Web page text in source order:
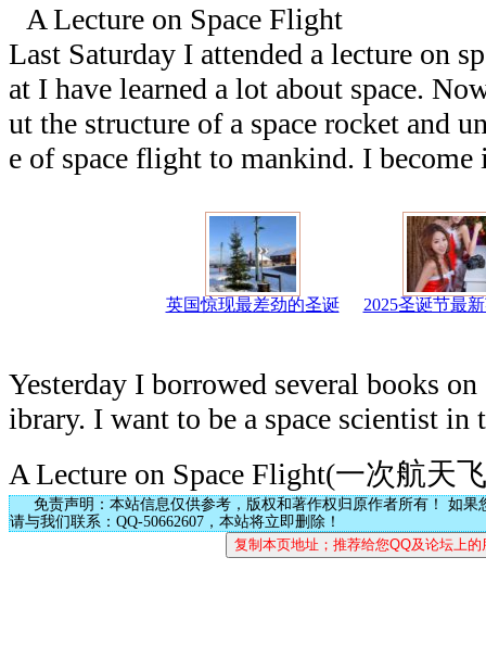
A Lecture on Space Flight
Last Saturday I attended a lecture on
at I have learned a lot about space.
ut the structure of a space rocket and
e of space flight to mankind. I become
英国惊现最差劲的圣诞 2025圣诞节最
Yesterday I borrowed several books
ibrary. I want to be a space scientist in
A Lecture on Space Flight(一次航天
免责声明：本站信息仅供参考，版权和著作权归原作者所有！ 如果
请与我们联系：QQ-50662607，本站将立即删除！